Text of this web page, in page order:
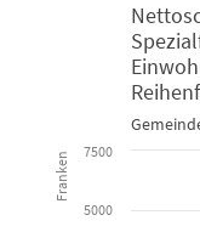
Nettoschuld ohne
Bar chart with 3 data
Gemeinden des
View as data
Franken
5000
7500